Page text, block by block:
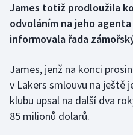
Curling
Florbal
Futsal
James totiž prodloužila
odvoláním na jeho
informovala řada
James, jenž na konci
v Lakers smlouvu na ještě
klubu upsal na další dva
85 milionů dolarů.